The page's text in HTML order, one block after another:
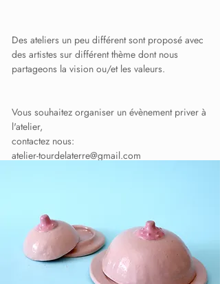
Des ateliers un peu différent sont proposé avec
des artistes sur différent thème dont nous
partageons la vision ou/et les valeurs.
Vous souhaitez organiser un évènement priver à
l'atelier,
contactez nous:
atelier-tourdelaterre@gmail.com